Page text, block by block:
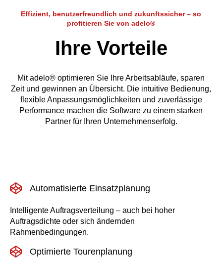
Effizient, benutzerfreundlich und zukunftssicher – so
profitieren Sie von adelo®
Ihre Vorteile
Mit adelo® optimieren Sie Ihre Arbeitsabläufe, sparen
Zeit und gewinnen an Übersicht. Die intuitive Bedienung,
flexible Anpassungsmöglichkeiten und zuverlässige
Performance machen die Software zu einem starken
Partner für Ihren Unternehmenserfolg.
Automatisierte Einsatzplanung
Intelligente Auftragsverteilung – auch bei hoher
Auftragsdichte oder sich ändernden
Rahmenbedingungen.
Optimierte Tourenplanung